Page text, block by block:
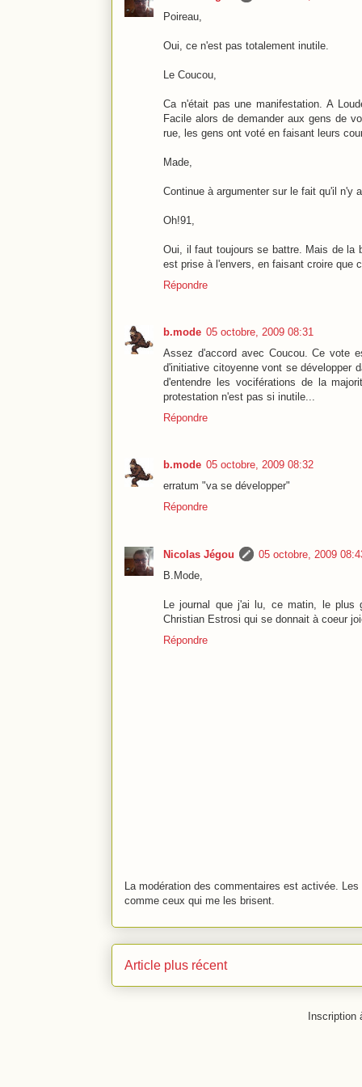
Poireau,
Oui, ce n'est pas totalement inutile.
Le Coucou,
Ca n'était pas une manifestation. A
Facile alors de demander aux gens de
rue, les gens ont voté en faisant leurs
Made,
Continue à argumenter sur le fait qu'il n'y
Oh!91,
Oui, il faut toujours se battre. Mais de la
est prise à l'envers, en faisant croire que
Répondre
b.mode 05 octobre, 2009 08:31
Assez d'accord avec Coucou. Ce vote
d'initiative citoyenne vont se développer
d'entendre les vociférations de la
protestation n'est pas si inutile...
Répondre
b.mode 05 octobre, 2009 08:32
erratum "va se développer"
Répondre
Nicolas Jégou
05 octobre, 2009
B.Mode,
Le journal que j'ai lu, ce matin, le plus
Christian Estrosi qui se donnait à coeur
Répondre
La modération des commentaires est activée.
comme ceux qui me les brisent.
Article plus récent
Inscription